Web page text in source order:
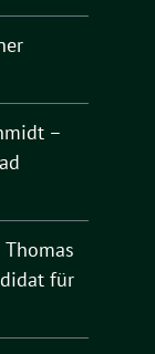
–
Thomas
für